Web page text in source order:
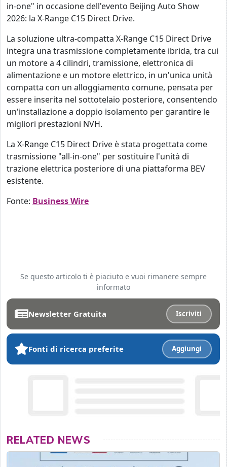
in-one" in occasione dell'evento Beijing Auto Show
2026: la X-Range C15 Direct Drive.
La soluzione ultra-compatta X-Range C15 Direct Drive
integra una trasmissione completamente ibrida, tra cui
un motore a 4 cilindri, tramissione, elettronica di
alimentazione e un motore elettrico, in un'unica unità
compatta con un alloggiamento comune, pensata per
essere inserita nel sottotelaio posteriore, consentendo
un'installazione a doppio isolamento per garantire le
migliori prestazioni NVH.
La X-Range C15 Direct Drive è stata progettata come
trasmissione "all-in-one" per sostituire l'unità di
trazione elettrica posteriore di una piattaforma BEV
esistente.
Fonte: Business Wire
Se questo articolo ti è piaciuto e vuoi rimanere sempre
informato
Newsletter Gratuita Iscriviti
Fonti di ricerca preferite Aggiungi
RELATED NEWS